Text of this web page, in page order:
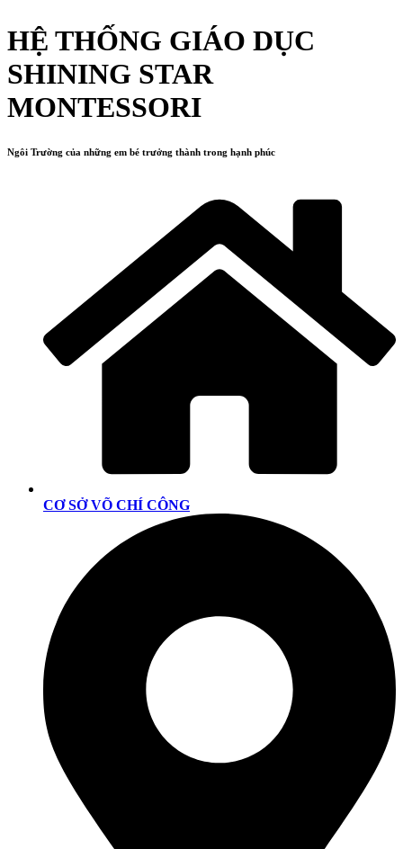
HỆ THỐNG GIÁO DỤC
SHINING STAR
MONTESSORI
Ngôi Trường của những em bé trưởng thành trong hạnh phúc
CƠ SỞ VÕ CHÍ CÔNG